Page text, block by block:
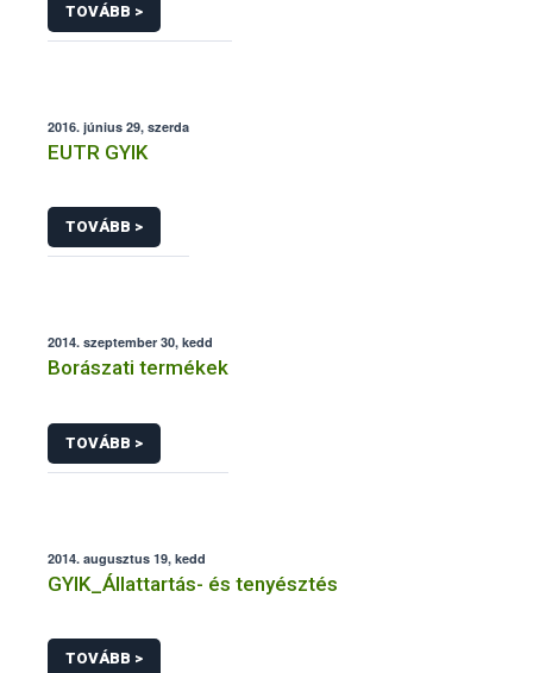
TOVÁBB >
2016. június 29, szerda
EUTR GYIK
TOVÁBB >
2014. szeptember 30, kedd
Borászati termékek
TOVÁBB >
2014. augusztus 19, kedd
GYIK_Állattartás- és tenyésztés
TOVÁBB >